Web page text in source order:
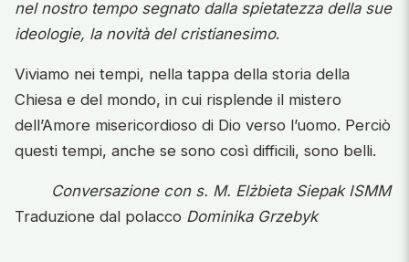
nel nostro tempo segnato dalla spietatezza della sue
ideologie, la novità del cristianesimo.
Viviamo nei tempi, nella tappa della storia della
Chiesa e del mondo, in cui risplende il mistero
dell’Amore misericordioso di Dio verso l’uomo. Perciò
questi tempi, anche se sono così difficili, sono belli.
Conversazione con s. M. Elżbieta Siepak ISMM
Traduzione dal polacco Dominika Grzebyk